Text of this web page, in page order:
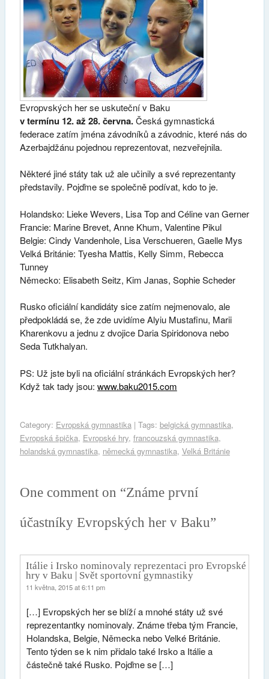
Evropvských her se uskuteční v Baku
v termínu 12. až 28. června.Česká gymnastická
federace zatím jména závodníků a závodnic, které nás do
Azerbajdžánu pojednou reprezentovat, nezveřejnila.
Některé jiné státy tak už ale učinily a své reprezentanty
představily. Pojďme se společně podívat, kdo to je.
Holandsko: Lieke Wevers, Lisa Top and Céline van Gerner
Francie: Marine Brevet, Anne Khum, Valentine Pikul
Belgie: Cindy Vandenhole, Lisa Verschueren, Gaelle Mys
Velká Británie: Tyesha Mattis, Kelly Simm, Rebecca
Tunney
Německo: Elisabeth Seitz, Kim Janas, Sophie Scheder
Rusko oficiální kandidáty sice zatím nejmenovalo, ale
předpokládá se, že zde uvidíme Alyiu Mustafinu, Marii
Kharenkovu a jednu z dvojice Daria Spiridonova nebo
Seda Tutkhalyan.
PS: Už jste byli na oficiální stránkách Evropských her?
Když tak tady jsou: www.baku2015.com
Category: Evropská gymnastika| Tags: belgická gymnastika,
Evropská špička, Evropské hry, francouzská gymnastika,
holandská gymnastika, německá gymnastika, Velká Británie
One comment on “Známe první
účastníky Evropských her v Baku”
Itálie i Irsko nominovaly reprezentaci pro Evropské
hry v Baku | Svět sportovní gymnastiky
11 května, 2015 at 6:11 pm
[…] Evropských her se blíží a mnohé státy už své
reprezentantky nominovaly. Známe třeba tým Francie,
Holandska, Belgie, Německa nebo Velké Británie.
Tento týden se k nim přidalo také Irsko a Itálie a
částečně také Rusko. Pojďme se […]